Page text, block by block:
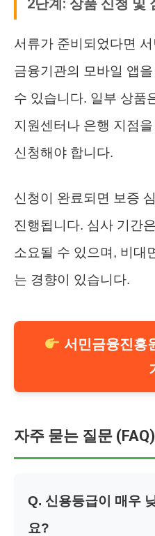
서류가 준비되었다면
금융기관의 모바일 앱
수 있습니다. 일부 상품
지원센터나 은행 지점
신청해야 합니다.
신청이 완료되면 보증
진행됩니다. 심사 기간
소요될 수 있으며, 비대
는 경향이 있습니다.
서민금융진흥
자주 묻는 질문 (FAQ)
Q. 신용등급이 매우
요?